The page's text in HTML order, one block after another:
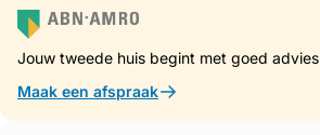
gemakken en een ongeëvenaarde locatie is
keuze voor wie een huis aan de kust van
kans niet om te wonen in deze unieke
Immo.
Jouw tweede huis begint met goed advies
Maak een afspraak